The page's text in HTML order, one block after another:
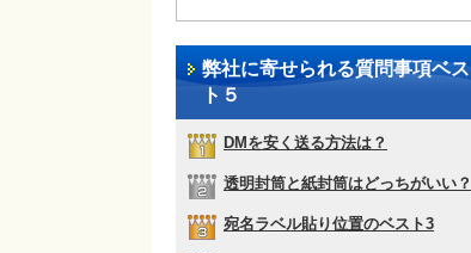
弊社に寄せられる質問事項ベス
ト５
DMを安く送る方法は？
透明封筒と紙封筒はどっちがいい？
宛名ラベル貼り位置のベスト3